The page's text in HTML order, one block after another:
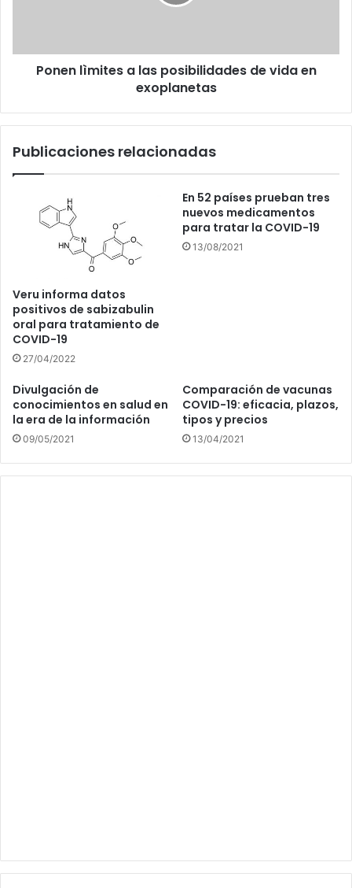
exoplanetas
Ponen lìmites a las posibilidades de vida en
exoplanetas
Publicaciones relacionadas
Veru informa datos
positivos de sabizabulin
oral para tratamiento de
COVID-19
27/04/2022
En 52 países prueban tres
nuevos medicamentos
para tratar la COVID-19
13/08/2021
Divulgación de
conocimientos en salud en
la era de la información
09/05/2021
Comparación de vacunas
COVID-19: eficacia, plazos,
tipos y precios
13/04/2021